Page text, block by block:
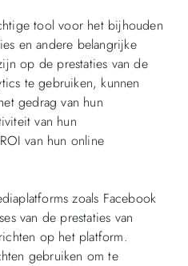
tool voor het bijhouden
en andere belangrijke
op de prestaties van de
te gebruiken, kunnen
gedrag van hun
van hun
van hun online
zoals Facebook
van de prestaties van
op het platform.
gebruiken om te